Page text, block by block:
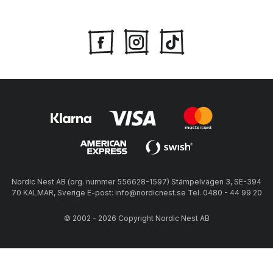
Nordic Nest AB (org. nummer 556628-1597) Stämpelvägen 3, SE-394
70 KALMAR, Sverige E-post: info@nordicnest.se Tel. 0480 - 44 99 20
© 2002 - 2026 Copyright Nordic Nest AB